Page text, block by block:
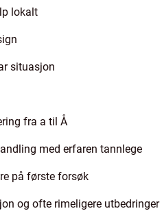
lokalt
situasjon
fra a til Å
med erfaren tannlege
på første forsøk
og ofte rimeligere utbedringer